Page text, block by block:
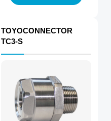
TOYOCONNECTOR
TC3-S